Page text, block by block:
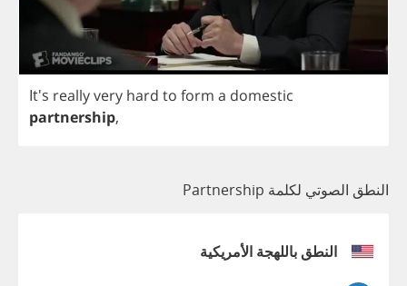
It's reallyvery hard to form a domestic
partnership,
النطق الصوتي لكلمة Partnership
النطق باللهجة الأمريكية